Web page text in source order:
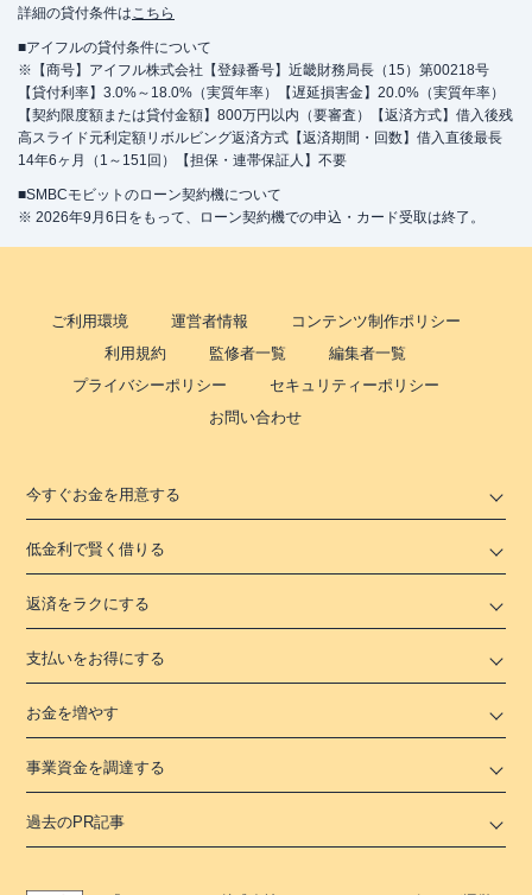
詳細の貸付条件はこちら
■アイフルの貸付条件について
※【商号】アイフル株式会社【登録番号】近畿財務局長（15）第00218号
【貸付利率】3.0%～18.0%（実質年率）【遅延損害金】20.0%（実質年率）
【契約限度額または貸付金額】800万円以内（要審査）【返済方式】借入後残
高スライド元利定額リボルビング返済方式【返済期間・回数】借入直後最長
14年6ヶ月（1～151回）【担保・連帯保証人】不要
■SMBCモビットのローン契約機について
※ 2026年9月6日をもって、ローン契約機での申込・カード受取は終了。
ご利用環境 運営者情報
コンテンツ制作ポリシー
利用規約
監修者一覧
編集者一覧
プライバシーポリシー
セキュリティーポリシー
お問い合わせ
今すぐお金を用意する
低金利で賢く借りる
返済をラクにする
支払いをお得にする
お金を増やす
事業資金を調達する
過去のPR記事